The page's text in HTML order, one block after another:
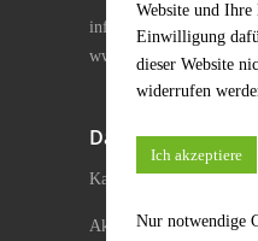
info@umweltplanung-
www.umweltplanung-
Das leisten wir.
Kartierungen
Akustisches
Website und Ihre
Einwilligung
dieser Website
widerrufen
Ich akzeptiere
Nur notwendige